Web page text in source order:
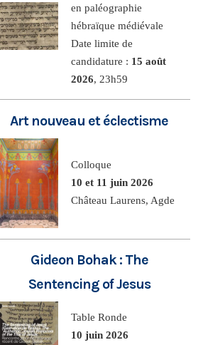
en paléographie
hébraïque médiévale
Date limite de
candidature : 15 août
2026, 23h59
Art nouveau et éclectisme
Colloque
10 et 11 juin 2026
Château Laurens, Agde
Gideon Bohak : The
Sentencing of Jesus
Table Ronde
10 juin 2026